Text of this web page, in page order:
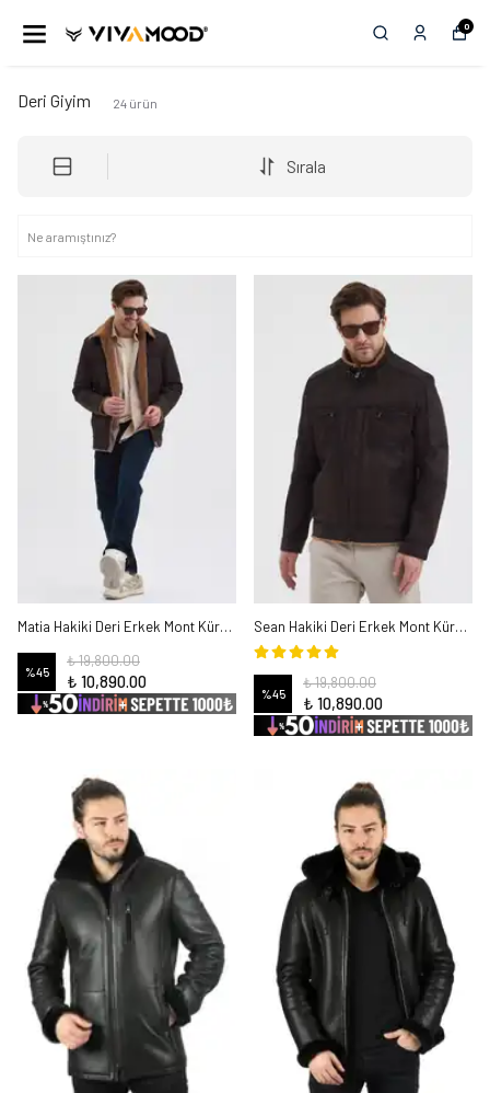
0
Deri Giyim 24 ürün
Sırala
Matia Hakiki Deri Erkek Mont Kürk Astarlı
%45
₺ 19,800.00
₺ 10,890.00
Sean Hakiki Deri Erkek Mont Kürk Astarlı
%45
₺ 19,800.00
₺ 10,890.00